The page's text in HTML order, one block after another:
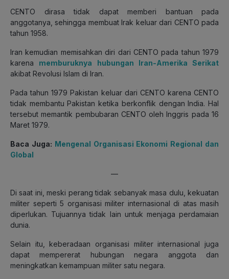
CENTO dirasa tidak dapat memberi bantuan pada
anggotanya, sehingga membuat Irak keluar dari CENTO pada
tahun 1958.
Iran kemudian memisahkan diri dari CENTO pada tahun 1979
karena memburuknya hubungan Iran-Amerika Serikat
akibat Revolusi Islam di Iran.
Pada tahun 1979 Pakistan keluar dari CENTO karena CENTO
tidak membantu Pakistan ketika berkonflik dengan India. Hal
tersebut memantik pembubaran CENTO oleh Inggris pada 16
Maret 1979.
Baca Juga: Mengenal Organisasi Ekonomi Regional dan
Global
—
Di saat ini, meski perang tidak sebanyak masa dulu, kekuatan
militer seperti 5 organisasi militer internasional di atas masih
diperlukan. Tujuannya tidak lain untuk menjaga perdamaian
dunia.
Selain itu, keberadaan organisasi militer internasional juga
dapat mempererat hubungan negara anggota dan
meningkatkan kemampuan militer satu negara.